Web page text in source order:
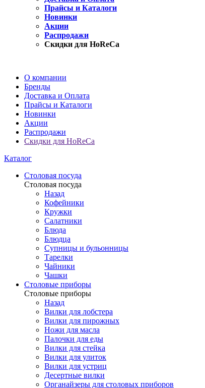
Прайсы и Каталоги
Новинки
Акции
Распродажи
Скидки для HoReCa
О компании
Бренды
Доставка и Оплата
Прайсы и Каталоги
Новинки
Акции
Распродажи
Скидки для HoReCa
Каталог
Столовая посуда
Столовая посуда
Назад
Кофейники
Кружки
Салатники
Блюда
Блюдца
Супницы и бульонницы
Тарелки
Чайники
Чашки
Cтоловые приборы
Cтоловые приборы
Назад
Вилки для лобстера
Вилки для пирожных
Ножи для масла
Палочки для еды
Вилки для стейка
Вилки для улиток
Вилки для устриц
Десертные вилки
Органайзеры для столовых приборов